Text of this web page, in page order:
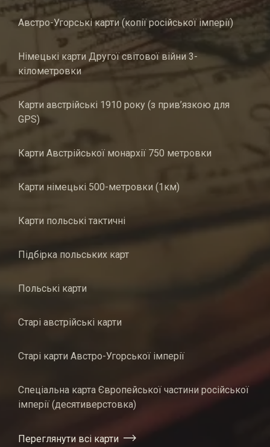
Австро-Угорські карти (копії російської імперії)
Німецькі карти Другої світової війни 3-
кілометровки
Карти австрійські 1910 року (з прив’язкою для
GPS)
Карти Австрійської монархії 750 метровки
Карти німецькі 500-метровки (1км)
Карти польські тактичні
Підбірка польських карт
Польські карти
Старі австрійські карти
Старі карти Австро-Угорської імперії
Спеціальна карта Європейської частини російської
імперії (десятиверстовка)
Переглянути всі карти